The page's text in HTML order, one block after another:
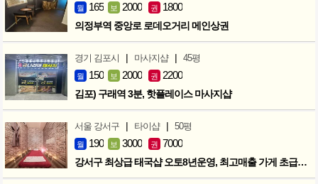
월 165 보 2000 권 1800
의정부역 중앙로 로데오거리 메인상권
경기 김포시 | 마사지샵 | 45평
월 150 보 2000 권 2200
김포) 구래역 3분, 핫플레이스 마사지샵
서울 강서구 | 타이샵 | 50평
월 190 보 3000 권 7000
강서구 최상급 태국샵 오토8년운영, 최고매출 가게 초급매!!!